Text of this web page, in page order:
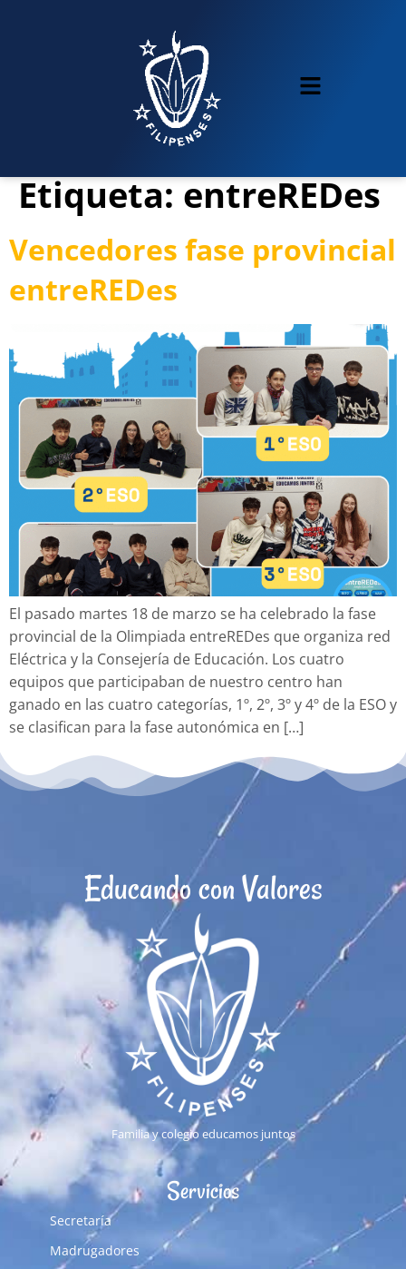
Etiqueta:entreREDes
Vencedores fase provincial
entreREDes
El pasado martes 18 de marzo se ha celebrado la fase
provincial de la Olimpiada entreREDes que organiza red
Eléctrica y la Consejería de Educación. Los cuatro
equipos que participaban de nuestro centro han
ganado en las cuatro categorías, 1º, 2º, 3º y 4º de la ESO y
se clasifican para la fase autonómica en […]
Educando con Valores
Familia y colegio educamos juntos
Servicios
Secretaría
Madrugadores